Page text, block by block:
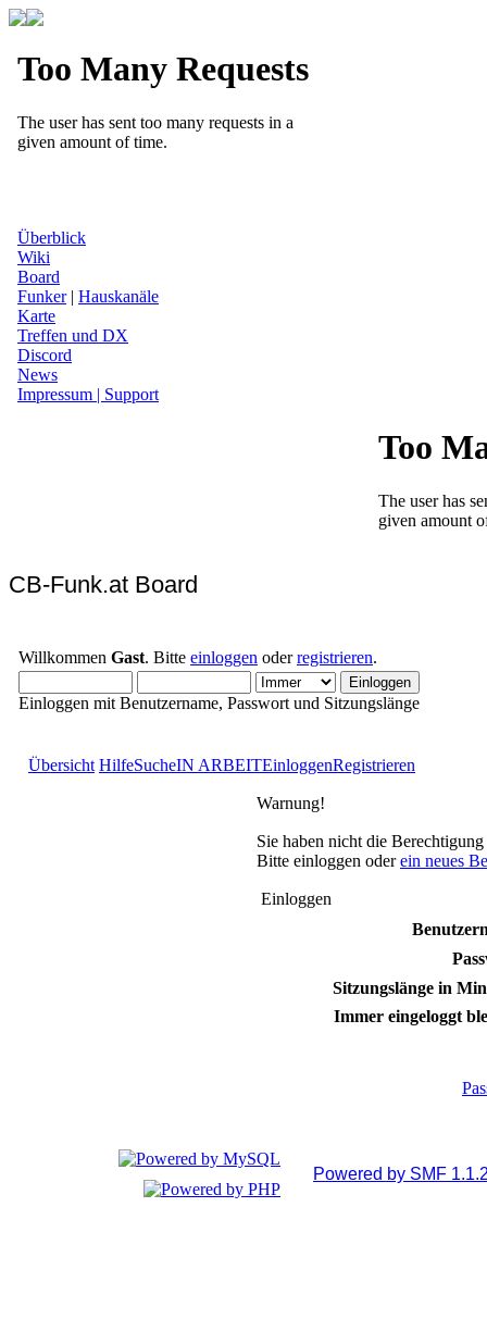
Überblick
Wiki
Board
Funker| Hauskanäle
Karte
Treffen und DX
Discord
News
Impressum | Support
CB-Funk.at Board
Willkommen Gast. Bitte einloggen oderregistrieren.
Einloggen mit Benutzername, Passwort und Sitzungslänge
Übersicht HilfeSucheIN ARBEITEinloggenRegistrieren
Warnung!
Sie haben nicht die
Bitte einloggen oderein neues
Einloggen
Sitzungslänge in
Immer eingeloggt
Powered by SMF